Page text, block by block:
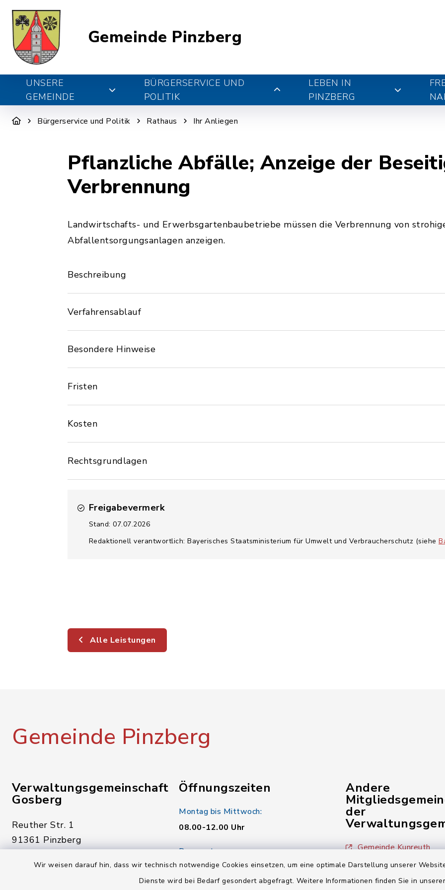
Wir weisen darauf hin, dass wir technisch notwendige Cookies einsetzen, um eine optimale Darstellung unserer
Dienste wird bei Bedarf gesondert abgefragt. Weitere Informationen finden Sie in
Gemeinde Pinzberg
UNSERE
GEMEINDE
BÜRGERSERVICE UND
POLITIK
LEBEN IN
PINZBERG
Bürgerservice und Politik Rathaus Ihr Anliegen
Pflanzliche Abfälle; Anzeige der
Verbrennung
Landwirtschafts- und Erwerbsgartenbaubetriebe müssen die Verbrennung von
Abfallentsorgungsanlagen anzeigen.
Beschreibung
Verfahrensablauf
Besondere Hinweise
Fristen
Kosten
Rechtsgrundlagen
Freigabevermerk
Stand: 07.07.2026
Redaktionell verantwortlich: Bayerisches Staatsministerium für Umwelt und Verbraucherschutz (siehe
Alle Leistungen
Gemeinde Pinzberg
Verwaltungsgemeinschaft
Gosberg
Reuther Str. 1
91361 Pinzberg
09191 7950-0
Öffnungszeiten
Montag bis Mittwoch:
08.00-12.00 Uhr
Donnerstag:
14.00-18.00 Uhr
Andere
der
Gemeinde Kunreuth
Gemeinde Wiesenthau